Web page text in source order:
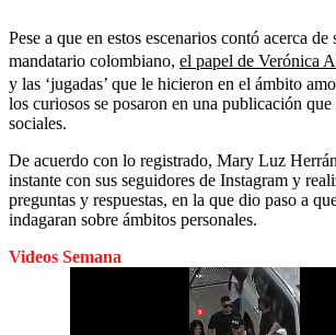
Pese a que en estos escenarios contó acerca
mandatario colombiano, el papel de Verónica
y las ‘jugadas’ que le hicieron en el ámbito
los curiosos se posaron en una publicación que
sociales.
De acuerdo con lo registrado, Mary Luz
instante con sus seguidores de Instagram y
preguntas y respuestas, en la que dio paso a
indagaran sobre ámbitos personales.
Videos Semana